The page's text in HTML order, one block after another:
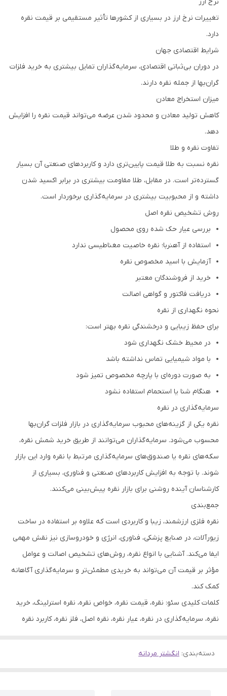
تغییرات نرخ ارز در بسیاری از کشورها تأثیر مستقیمی بر قیمت نقره
دارد.
شرایط اقتصادی جهان
در دوران بی‌ثباتی اقتصادی، سرمایه‌گذاران تمایل بیشتری به خرید فلزات
گران‌بها از جمله نقره دارند.
میزان استخراج معادن
کاهش تولید معادن و محدود شدن عرضه می‌تواند قیمت نقره را افزایش
دهد.
تفاوت نقره و طلا
نقره نسبت به طلا قیمت پایین‌تری دارد و کاربردهای صنعتی آن بسیار
گسترده‌تر است. در مقابل، طلا مقاومت بیشتری در برابر اکسید شدن
داشته و از محبوبیت بیشتری در سرمایه‌گذاری برخوردار است.
روش تشخیص نقره اصل
بررسی عیار حک شده روی محصول
استفاده از آهنربا؛ نقره خاصیت مغناطیسی ندارد
آزمایش با اسید مخصوص نقره
خرید از فروشندگان معتبر
دریافت فاکتور و گواهی اصالت
نحوه نگهداری از نقره
برای حفظ زیبایی و درخشندگی نقره بهتر است:
در محیط خشک نگهداری شود
با مواد شیمیایی تماس نداشته باشد
به صورت دوره‌ای با پارچه مخصوص تمیز شود
هنگام شنا یا استحمام استفاده نشود
سرمایه‌گذاری در نقره
نقره یکی از گزینه‌های محبوب سرمایه‌گذاری در بازار فلزات گران‌بها
محسوب می‌شود. سرمایه‌گذاران می‌توانند از طریق خرید شمش نقره،
سکه‌های نقره یا صندوق‌های سرمایه‌گذاری مرتبط با نقره وارد این بازار
شوند. با توجه به افزایش کاربردهای صنعتی و فناوری، بسیاری از
کارشناسان آینده روشنی برای بازار نقره پیش‌بینی می‌کنند.
جمع‌بندی
نقره فلزی ارزشمند، زیبا و کاربردی است که علاوه بر استفاده در ساخت
زیورآلات، در صنایع پزشکی، فناوری، انرژی و خودروسازی نیز نقش مهمی
ایفا می‌کند. آشنایی با انواع نقره، روش‌های تشخیص اصالت و عوامل
مؤثر بر قیمت آن می‌تواند به خریدی مطمئن‌تر و سرمایه‌گذاری آگاهانه
کمک کند.
کلمات کلیدی سئو: نقره، قیمت نقره، خواص نقره، نقره استرلینگ، خرید
نقره، سرمایه‌گذاری در نقره، عیار نقره، نقره اصل، فلز نقره، کاربرد نقره
دسته‌بندی: انگشتر مردانه